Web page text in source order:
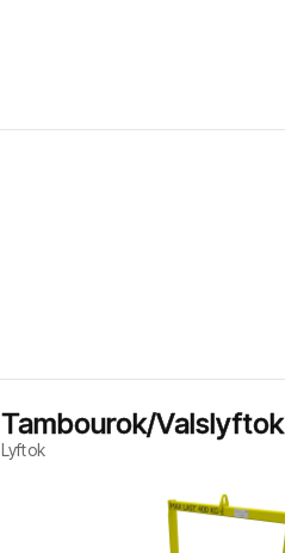
Tambourok/Valslyftok
Lyftok